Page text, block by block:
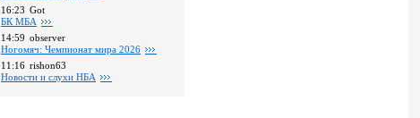
16:23 Got
БК МБА
14:59 observer
Ногомяч: Чемпионат мира 2026
11:16 rishon63
Новости и слухи НБА